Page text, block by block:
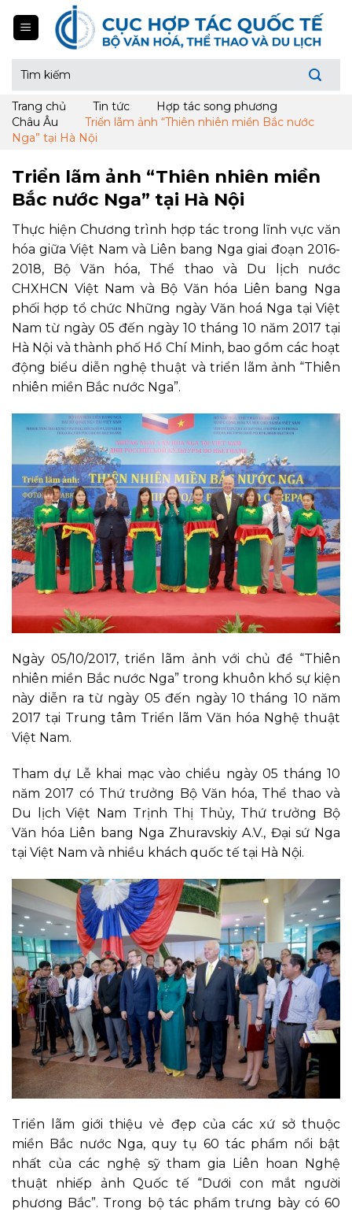
kiếm:
Trang chủ Tin tức
Hợp tác song phương
Châu Âu
Triển lãm ảnh “Thiên nhiên miền Bắc nước
Nga” tại Hà Nội
Triển lãm ảnh “Thiên nhiên miền
Bắc nước Nga” tại Hà Nội
Thực hiện Chương trình hợp tác trong lĩnh vực văn
hóa giữa Việt Nam và Liên bang Nga giai đoạn 2016-
2018, Bộ Văn hóa, Thể thao và Du lịch nước
CHXHCN Việt Nam và Bộ Văn hóa Liên bang Nga
phối hợp tổ chức Những ngày Văn hoá Nga tại Việt
Nam từ ngày 05 đến ngày 10 tháng 10 năm 2017 tại
Hà Nội và thành phố Hồ Chí Minh, bao gồm các hoạt
động biểu diễn nghệ thuật và triển lãm ảnh “Thiên
nhiên miền Bắc nước Nga”.
Ngày 05/10/2017, triển lãm ảnh với chủ đề “Thiên
nhiên miền Bắc nước Nga” trong khuôn khổ sự kiện
này diễn ra từ ngày 05 đến ngày 10 tháng 10 năm
2017 tại Trung tâm Triển lãm Văn hóa Nghệ thuật
Việt Nam.
Tham dự Lễ khai mạc vào chiều ngày 05 tháng 10
năm 2017 có Thứ trưởng Bộ Văn hóa, Thể thao và
Du lịch Việt Nam Trịnh Thị Thủy, Thứ trưởng Bộ
Văn hóa Liên bang Nga Zhuravskiy A.V., Đại sứ Nga
tại Việt Nam và nhiều khách quốc tế tại Hà Nội.
Triển lãm giới thiệu vẻ đẹp của các xứ sở thuộc
miền Bắc nước Nga, quy tụ 60 tác phẩm nổi bật
nhất của các nghệ sỹ tham gia Liên hoan Nghệ
thuật nhiếp ảnh Quốc tế “Dưới con mắt người
phương Bắc”. Trong bộ tác phẩm trưng bày có 60